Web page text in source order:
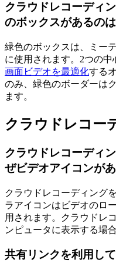
クラウドレコーディ
のボックスがあるの
緑色のボックスは、ミー
に使用されます。2つの中
画面ビデオを最適化する
のみ、緑色のボーダーは
ます。
クラウドレコー
クラウドレコーディ
ぜビデオアイコンが
クラウドレコーディング
ラアイコンはビデオのロ
用されます。クラウドレ
ンピュータに表示する場
共有リンクを利用し